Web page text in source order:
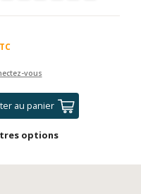
vous
au panier
options